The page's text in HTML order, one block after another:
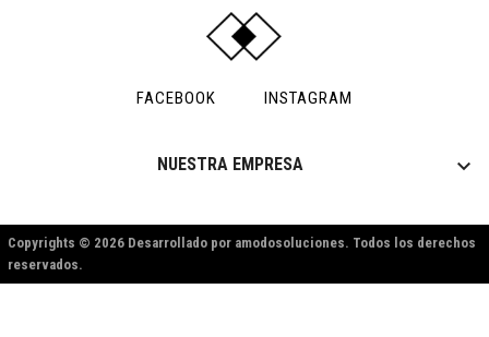
FACEBOOK INSTAGRAM
NUESTRA EMPRESA 
Copyrights © 2026 Desarrollado por amodosoluciones. Todos los derechos
reservados.